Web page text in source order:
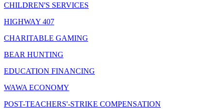
CHILDREN'S SERVICES
HIGHWAY 407
CHARITABLE GAMING
BEAR HUNTING
EDUCATION FINANCING
WAWA ECONOMY
POST-TEACHERS'-STRIKE COMPENSATION